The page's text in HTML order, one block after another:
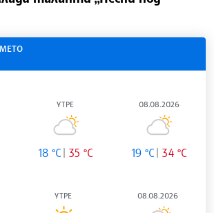
УТРЕ
18 °C 35 °C
08.08.2026
19 °C 34 °C
УТРЕ 08.08.2026